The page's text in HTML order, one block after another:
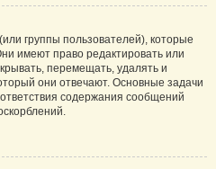
группы пользователей), которые
имеют право редактировать или
перемещать, удалять и
они отвечают. Основные задачи
содержания сообщений